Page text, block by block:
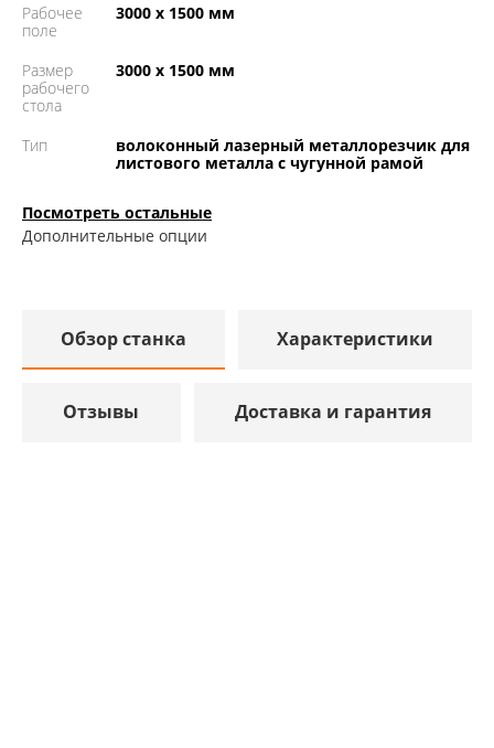
Рабочее
поле
3000 х 1500 мм
Размер
рабочего
стола
3000 х 1500 мм
Тип
волоконный лазерный металлорезчик для
листового металла с чугунной рамой
Посмотреть остальные
Дополнительные опции
Обзор станка Характеристики
Отзывы Доставка и гарантия